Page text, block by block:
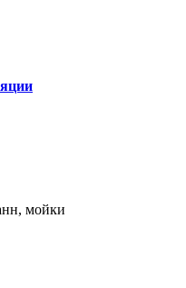
мойки